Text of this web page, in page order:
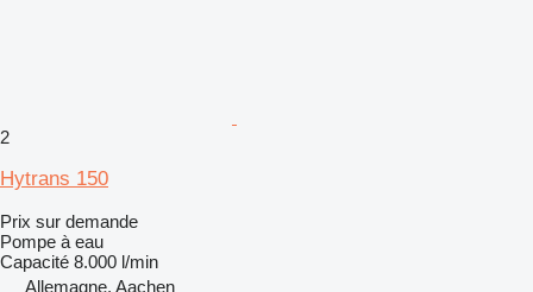
2
Hytrans 150
Prix sur demande
Pompe à eau
Capacité 8.000 l/min
Allemagne, Aachen